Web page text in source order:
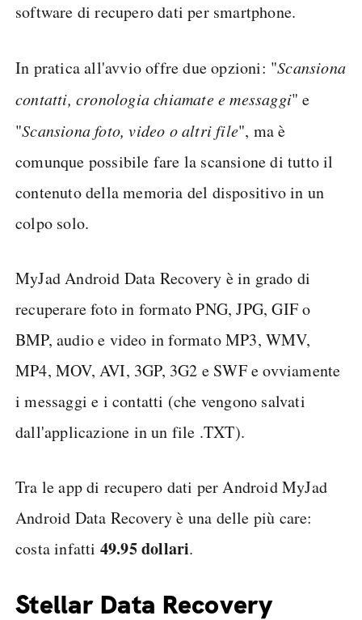
software di recupero dati per smartphone.
In pratica all'avvio offre due opzioni: "Scansiona
contatti, cronologia chiamate e messaggi" e
"Scansiona foto, video o altri file", ma è
comunque possibile fare la scansione di tutto il
contenuto della memoria del dispositivo in un
colpo solo.
MyJad Android Data Recovery è in grado di
recuperare foto in formato PNG, JPG, GIF o
BMP, audio e video in formato MP3, WMV,
MP4, MOV, AVI, 3GP, 3G2 e SWF e ovviamente
i messaggi e i contatti (che vengono salvati
dall'applicazione in un file .TXT).
Tra le app di recupero dati per Android MyJad
Android Data Recovery è una delle più care:
costa infatti 49.95 dollari.
Stellar Data Recovery